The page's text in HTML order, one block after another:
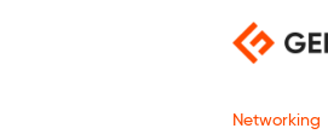
Networking